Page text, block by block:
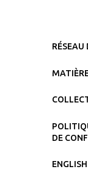
RÉSEAU
DE
ENGLISH